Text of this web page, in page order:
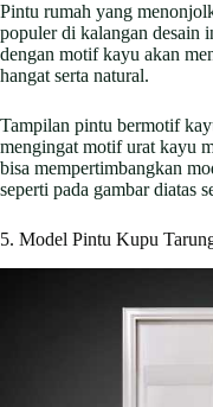
Pintu rumah yang
populer di kalangan desain
dengan motif kayu akan
hangat serta natural.
Tampilan pintu bermotif
mengingat motif urat kayu
bisa mempertimbangkan
seperti pada gambar diatas
5. Model Pintu Kupu